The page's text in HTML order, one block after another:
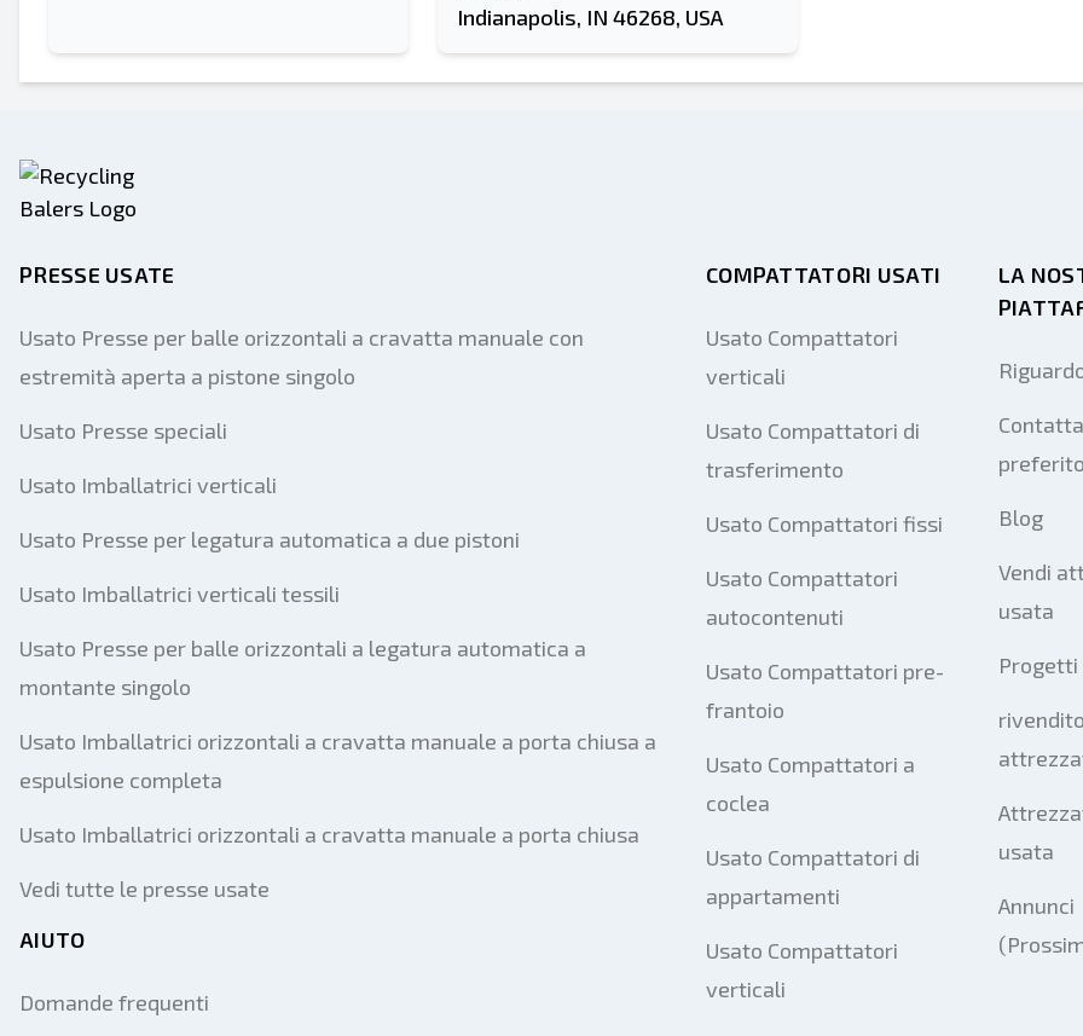
Indianapolis, IN 46268, USA
PRESSE USATE
Usato Presse per balle orizzontali a cravatta manuale con
estremità aperta a pistone singolo
Usato Presse speciali
Usato Imballatrici verticali
Usato Presse per legatura automatica a due pistoni
Usato Imballatrici verticali tessili
Usato Presse per balle orizzontali a legatura automatica a
montante singolo
Usato Imballatrici orizzontali a cravatta manuale a porta chiusa a
espulsione completa
Usato Imballatrici orizzontali a cravatta manuale a porta chiusa
Vedi tutte le presse usate
AIUTO
Domande frequenti
COMPATTATORI USATI
Usato Compattatori
verticali
Usato Compattatori di
trasferimento
Usato Compattatori fissi
Usato Compattatori
autocontenuti
Usato Compattatori pre-
frantoio
Usato Compattatori a
coclea
Usato Compattatori di
appartamenti
Usato Compattatori
verticali
LA
Blog
Vendi
usata
usata
Annunci